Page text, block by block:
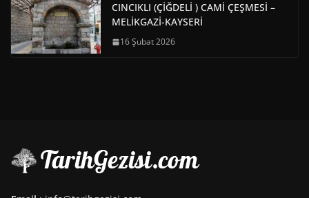
CINCIKLI (ÇİĞDELİ ) CAMİ ÇEŞMESİ –
MELİKGAZİ-KAYSERİ
16 Şubat 2026